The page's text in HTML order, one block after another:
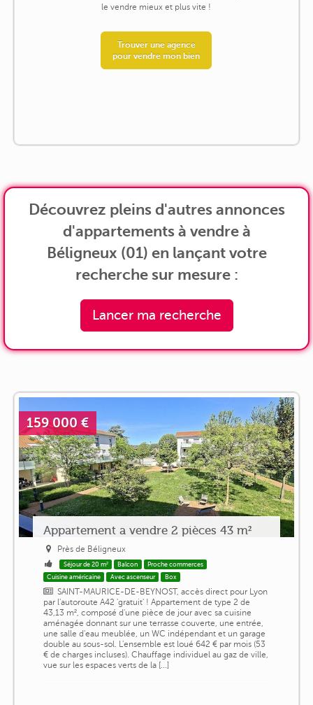
le vendre mieux et plus vite !
Trouver une agence
pour vendre mon bien
Découvrez pleins d'autres annonces
d'appartements à vendre à
Béligneux (01) en lançant votre
recherche sur mesure :
Lancer ma recherche
159 000 €
Appartement a vendre 2 pièces 43 m²
Près de Béligneux
Séjour de 20 m² Balcon
Proche commerces
Cuisine américaine
Avec ascenseur Box
SAINT-MAURICE-DE-BEYNOST, accès direct pour Lyon
par l'autoroute A42 'gratuit' ! Appartement de type 2 de
43,13 m², composé d'une pièce de jour avec sa cuisine
aménagée donnant sur une terrasse couverte, une entrée,
une salle d'eau meublée, un WC indépendant et un garage
double au sous-sol. L'ensemble est loué 642 € par mois (53
€ de charges incluses). Chauffage individuel au gaz de ville,
vue sur les espaces verts de la [...]